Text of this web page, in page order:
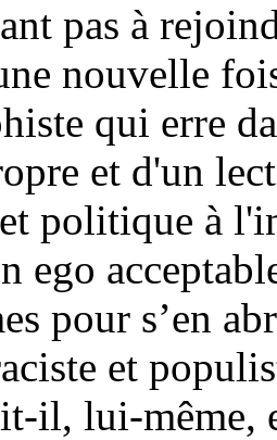
pas à
nouvelle
qui erre
et d'un
politique à
ego
pour s’en
et
il, lui-même,